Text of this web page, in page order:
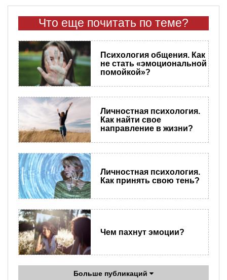
Что еще почитать по теме?
Психология общения. Как
не стать «эмоциональной
помойкой»?
Личностная психология.
Как найти свое
направление в жизни?
Личностная психология.
Как принять свою тень?
Чем пахнут эмоции?
Больше публикаций